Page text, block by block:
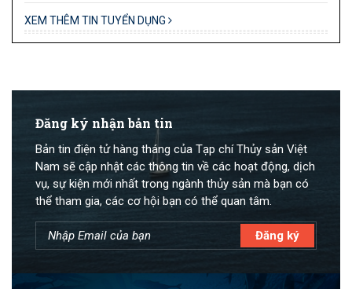
XEM THÊM TIN TUYỂN DỤNG
Đăng ký nhận bản tin
Bản tin điện tử hàng tháng của Tạp chí Thủy sản Việt
Nam sẽ cập nhật các thông tin về các hoạt động, dịch
vụ, sự kiện mới nhất trong ngành thủy sản mà bạn có
thể tham gia, các cơ hội bạn có thể quan tâm.